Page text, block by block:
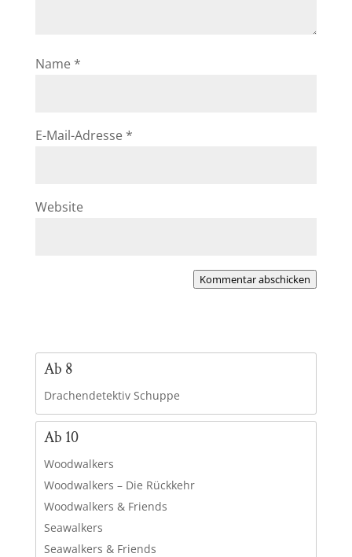
Name *
E-Mail-Adresse *
Website
Kommentar abschicken
Ab 8
Drachendetektiv Schuppe
Ab 10
Woodwalkers
Woodwalkers – Die Rückkehr
Woodwalkers & Friends
Seawalkers
Seawalkers & Friends